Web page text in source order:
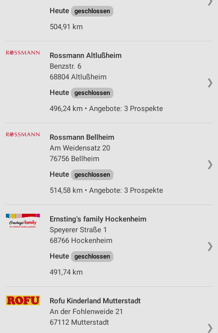
Heute geschlossen
504,91 km
❯
Rossmann Altlußheim
Benzstr. 6
68804 Altlußheim
Heute
geschlossen
496,24 km • Angebote: 3 Prospekte
❯
Rossmann Bellheim
Am Weidensatz 20
76756 Bellheim
Heute
geschlossen
514,58 km • Angebote: 3 Prospekte
❯
Ernsting's family Hockenheim
Speyerer Straße 1
68766 Hockenheim
Heute
geschlossen
491,74 km
❯
Rofu Kinderland Mutterstadt
An der Fohlenweide 21
67112 Mutterstadt